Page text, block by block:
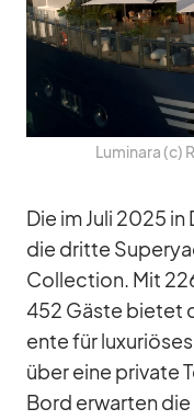
Lu­mi­nara (c)
Die im Juli 2025
die dritte
Coll­ec­tion. Mit
452 Gäste bie­tet
ente für
über eine pri­vate
Bord er­war­ten